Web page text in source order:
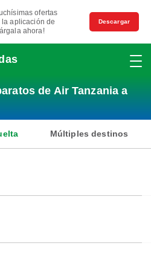
ofertas
aplicación de
ahora!
Descargar
de Air Tanzania a
Múltiples destinos